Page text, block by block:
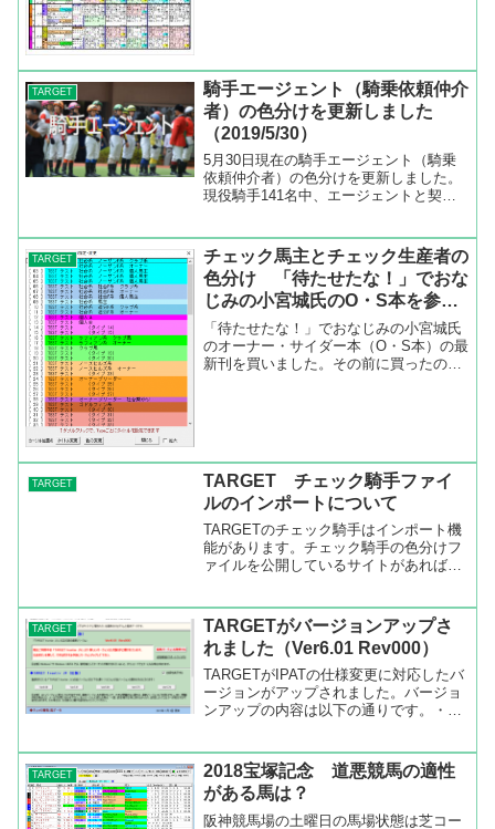
TARGET
騎手エージェント（騎乗依頼仲介
者）の色分けを更新しました
（2019/5/30）
5月30日現在の騎手エージェント（騎乗
依頼仲介者）の色分けを更新しました。
現役騎手141名中、エージェントと契約
以内でエージェントと契約していない騎
手は大野拓...
TARGET
チェック馬主とチェック生産者の
色分け 「待たせたな！」でおな
じみの小宮城氏のO・S本を参考
にしました
「待たせたな！」でおなじみの小宮城氏
のオーナー・サイダー本（O・S本）の最
新刊を買いました。その前に買ったのが
TARGET
TARGET チェック騎手ファイ
ルのインポートについて
TARGETのチェック騎手はインポート機
能があります。チェック騎手の色分けフ
ァイルを公開しているサイトがあれば、
ポート（読み込み）についてダウンロー
ドしたファイルを任意...
TARGET
TARGETがバージョンアップさ
れました（Ver6.01 Rev000）
TARGETがIPATの仕様変更に対応したバ
ージョンがアップされました。バージョ
ンアップの内容は以下の通りです。・
で、ウッドチップ調教用の好タイムフィ
ルターの初期値...
TARGET
2018宝塚記念 道悪競馬の適性
がある馬は？
阪神競馬場の土曜日の馬場状態は芝コー